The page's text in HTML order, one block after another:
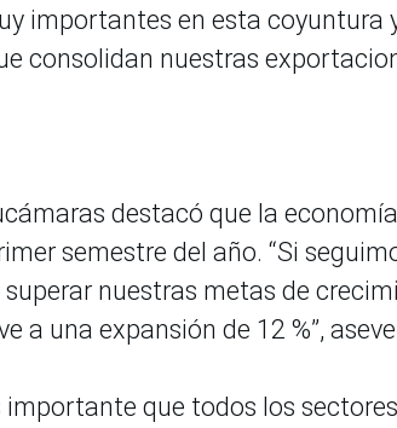
importantes en esta coyuntura
consolidan nuestras
destacó que la
semestre del año. “Si
nuestras metas de
a una expansión de 12 %”,
importante que todos los